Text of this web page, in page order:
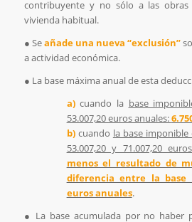
contribuyente y no sólo a las
vivienda habitual.
● Seañade una nueva “exclusión”
a actividad económica.
● La base máxima anual de esta
a)cuando la base
53.007,20 euros anuales:
b)cuando la base
53.007,20 y 71.007,20
menos el resultado de
diferencia entre la base
euros anuales.
● La base acumulada por no haber